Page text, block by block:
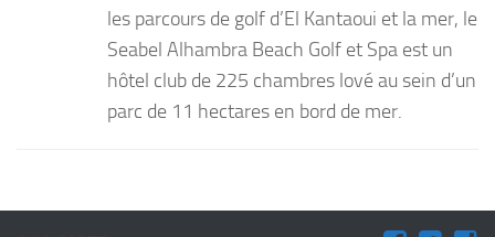
Desserts
les parcours de golf d’El Kantaoui et la mer, le
Seabel Alhambra Beach Golf et Spa est un
hôtel club de 225 chambres lové au sein d’un
parc de 11 hectares en bord de mer.